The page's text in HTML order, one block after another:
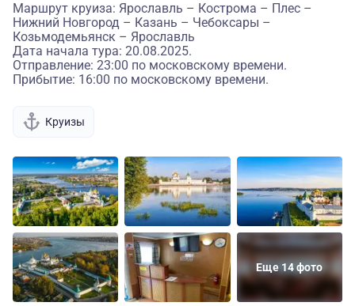
Маршрут круиза: Ярославль – Кострома – Плес –
Нижний Новгород – Казань – Чебоксары –
Козьмодемьянск – Ярославль
Дата начала тура: 20.08.2025.
Отправление: 23:00 по московскому времени.
Прибытие: 16:00 по московскому времени.
Круизы
Еще 14 фото